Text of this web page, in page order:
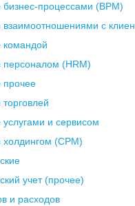
бизнес-процессами (BPM)
взаимоотношениями с
командой
персоналом (HRM)
прочее
и сервисом
холдингом (CPM)
учет (прочее)
и расходов